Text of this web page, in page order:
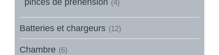
(4)
Batteries et chargeurs (12)
Chambre (6)